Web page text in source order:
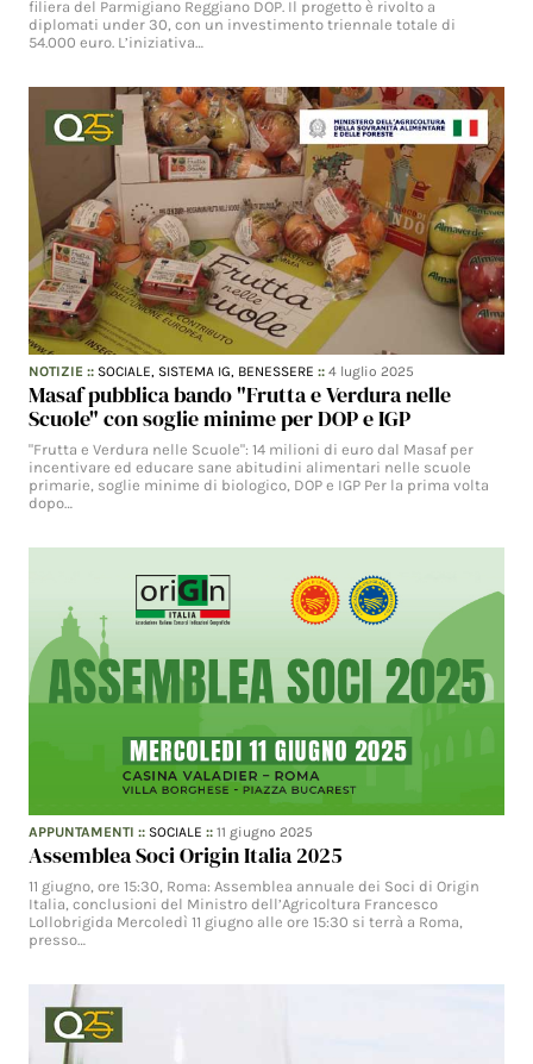
filiera del Parmigiano Reggiano DOP. Il progetto è rivolto a
diplomati under 30, con un investimento triennale totale di
54.000 euro. L’iniziativa…
NOTIZIE :: SOCIALE, SISTEMA IG, BENESSERE ::4 luglio 2025
Masaf pubblica bando "Frutta e Verdura nelle
Scuole" con soglie minime per DOP e IGP
"Frutta e Verdura nelle Scuole": 14 milioni di euro dal Masaf per
incentivare ed educare sane abitudini alimentari nelle scuole
primarie, soglie minime di biologico, DOP e IGP Per la prima volta
dopo…
APPUNTAMENTI :: SOCIALE ::11 giugno 2025
Assemblea Soci Origin Italia 2025
11 giugno, ore 15:30, Roma: Assemblea annuale dei Soci di Origin
Italia, conclusioni del Ministro dell’Agricoltura Francesco
Lollobrigida Mercoledì 11 giugno alle ore 15:30 si terrà a Roma,
presso…